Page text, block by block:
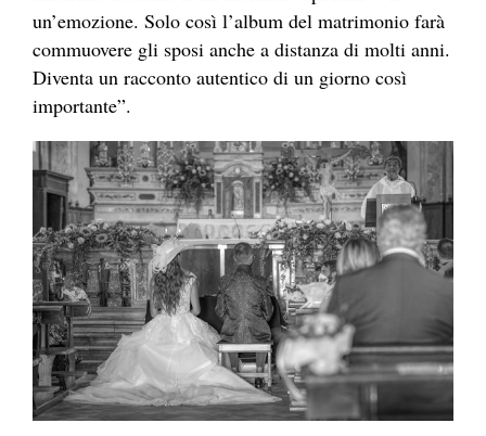
un’emozione. Solo così l’album del matrimonio farà
commuovere gli sposi anche a distanza di molti anni.
Diventa un racconto autentico di un giorno così
importante”.